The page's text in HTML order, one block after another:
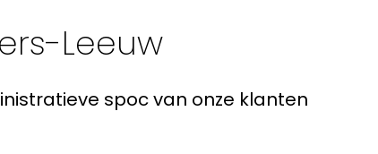
Leeuw
spoc van onze klanten